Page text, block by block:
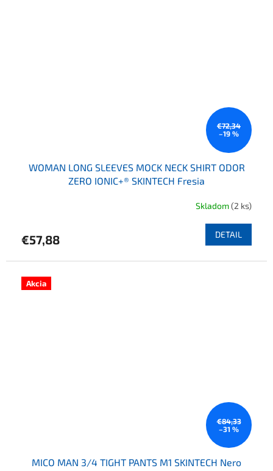
€72,34
–19 %
WOMAN LONG SLEEVES MOCK NECK SHIRT ODOR
ZERO IONIC+® SKINTECH Fresia
Skladom(2 ks)
€57,88 DETAIL
Akcia
€84,33
–31 %
MICO MAN 3/4 TIGHT PANTS M1 SKINTECH Nero